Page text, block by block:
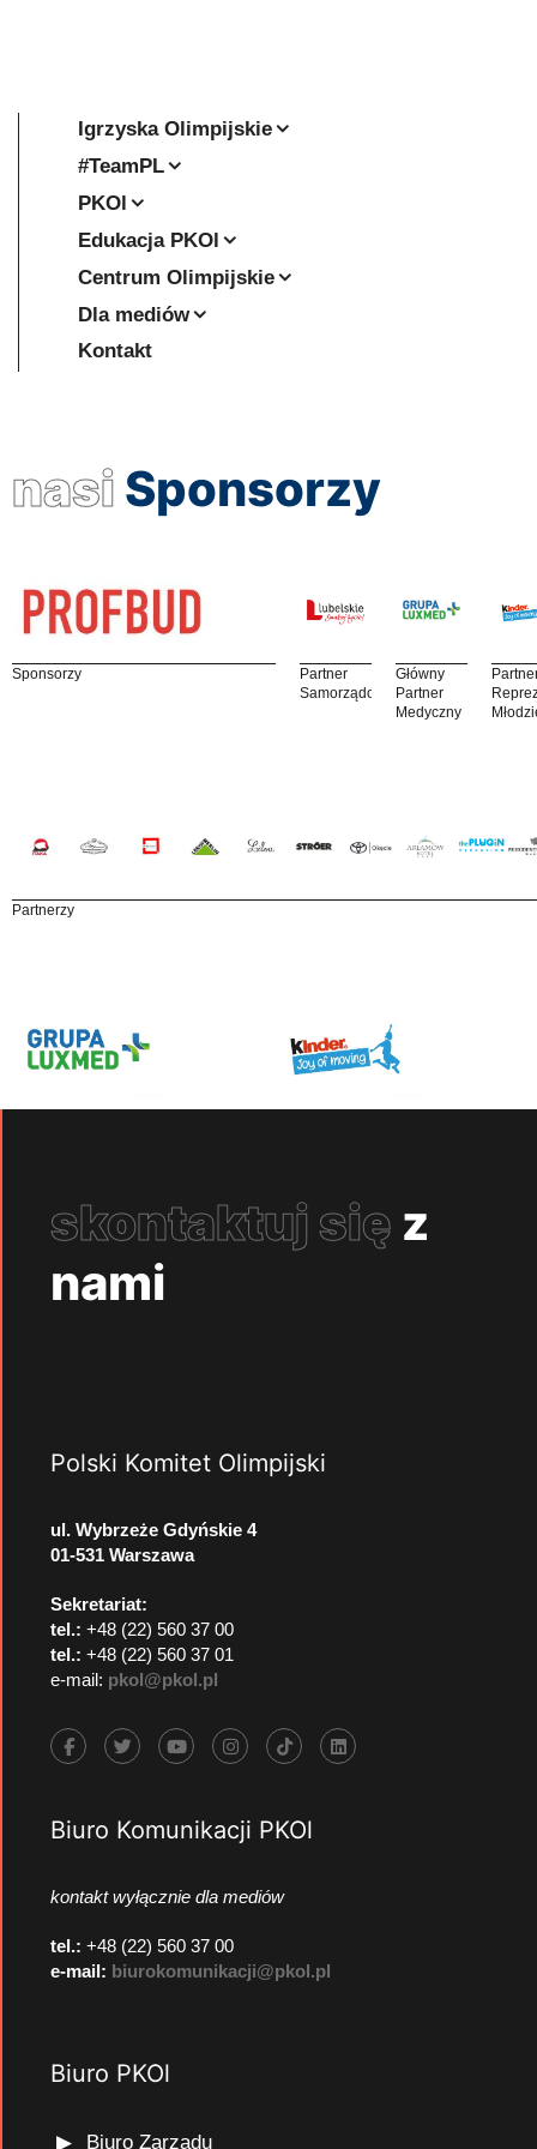
Igrzyska Olimpijskie
#TeamPL
PKOl
Edukacja PKOl
Centrum Olimpijskie
Dla mediów
Kontakt
nasi Sponsorzy
Sponsorzy
Partner
Samorządowy
Główny
Partner
Medyczny
Partnerzy
skontaktuj się z
nami
Polski Komitet Olimpijski
ul. Wybrzeże Gdyńskie 4
01-531 Warszawa
Sekretariat:
tel.: +48 (22) 560 37 00
tel.: +48 (22) 560 37 01
e-mail: pkol@pkol.pl
Biuro Komunikacji PKOl
kontakt wyłącznie dla mediów
tel.: +48 (22) 560 37 00
e-mail: biurokomunikacji@pkol.pl
Biuro PKOl
Biuro Zarządu